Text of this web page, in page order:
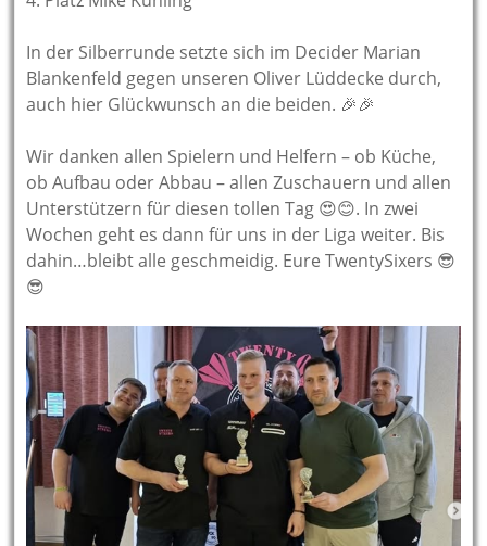
In der Silberrunde setzte sich im Decider Marian
Blankenfeld gegen unseren Oliver Lüddecke durch,
auch hier Glückwunsch an die beiden. 🎉🎉
Wir danken allen Spielern und Helfern – ob Küche,
ob Aufbau oder Abbau – allen Zuschauern und allen
Unterstützern für diesen tollen Tag 😍😊. In zwei
Wochen geht es dann für uns in der Liga weiter. Bis
dahin…bleibt alle geschmeidig. Eure TwentySixers 😎
😎